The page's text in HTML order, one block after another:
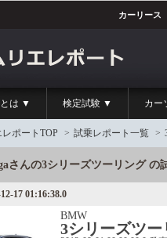
カーリース
は ▼ 検定試験 ▼ カー
ポートTOP > 試乗レポート一覧 >
さんの3シリーズツーリング の
17 01:16:38.0
BMW
3シリーズツー